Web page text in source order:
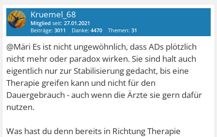
Kruemel_68
Mitglied seit:27.01.2021
Beiträge:3011 Danke:4470 Themen:31
@Märi Es ist nicht ungewöhnlich, dass ADs plötzlich
nicht mehr oder paradox wirken. Sie sind halt auch
eigentlich nur zur Stabilisierung gedacht, bis eine
Therapie greifen kann und nicht für den
Dauergebrauch - auch wenn die Ärzte sie gern dafür
nutzen.
Was hast du denn bereits in Richtung Therapie